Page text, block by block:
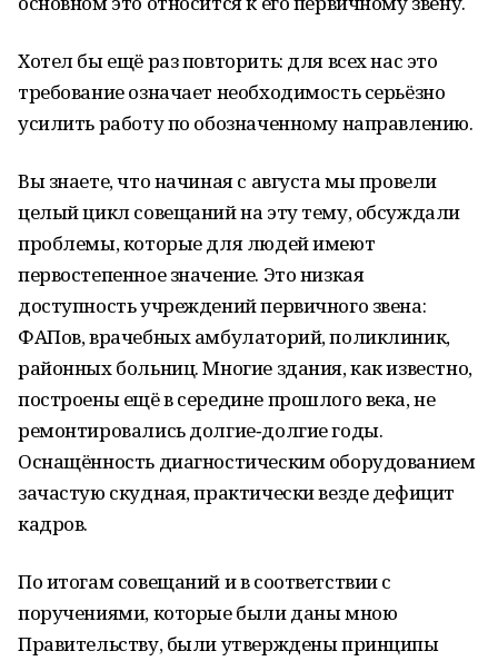
Хотел бы ещё раз повторить: для всех нас это
требование означает необходимость серьёзно
усилить работу по обозначенному направлению.
Вы знаете, что начиная с августа мы провели
целый цикл совещаний на эту тему, обсуждали
проблемы, которые для людей имеют
первостепенное значение. Это низкая
доступность учреждений первичного звена:
ФАПов, врачебных амбулаторий, поликлиник,
районных больниц. Многие здания, как известно,
построены ещё в середине прошлого века, не
ремонтировались долгие‑долгие годы.
Оснащённость диагностическим оборудованием
зачастую скудная, практически везде дефицит
кадров.
По итогам совещаний и в соответствии с
поручениями, которые были даны мною
Правительству, были утверждены принципы